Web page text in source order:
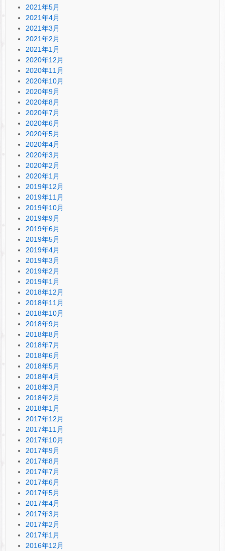
2021年5月
2021年4月
2021年3月
2021年2月
2021年1月
2020年12月
2020年11月
2020年10月
2020年9月
2020年8月
2020年7月
2020年6月
2020年5月
2020年4月
2020年3月
2020年2月
2020年1月
2019年12月
2019年11月
2019年10月
2019年9月
2019年6月
2019年5月
2019年4月
2019年3月
2019年2月
2019年1月
2018年12月
2018年11月
2018年10月
2018年9月
2018年8月
2018年7月
2018年6月
2018年5月
2018年4月
2018年3月
2018年2月
2018年1月
2017年12月
2017年11月
2017年10月
2017年9月
2017年8月
2017年7月
2017年6月
2017年5月
2017年4月
2017年3月
2017年2月
2017年1月
2016年12月